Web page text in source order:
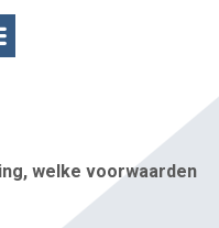
welke voorwaarden